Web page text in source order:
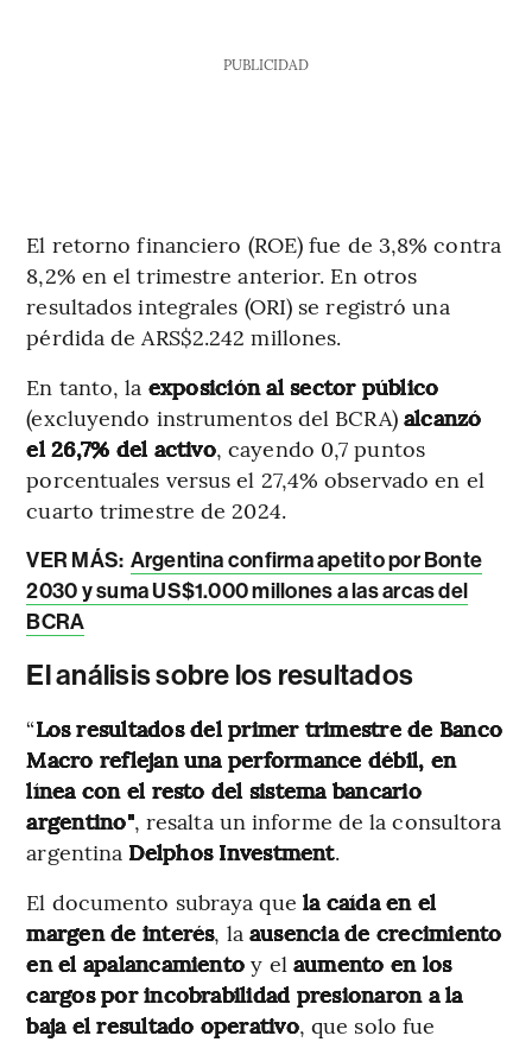
PUBLICIDAD
El retorno financiero (ROE) fue de 3,8% contra
8,2% en el trimestre anterior. En otros
resultados integrales (ORI) se registró una
pérdida de ARS$2.242 millones.
En tanto, la exposición al sector público
(excluyendo instrumentos del BCRA) alcanzó
el 26,7% del activo, cayendo 0,7 puntos
porcentuales versus el 27,4% observado en el
cuarto trimestre de 2024.
VER MÁS: Argentina confirma apetito por Bonte
2030 y suma US$1.000 millones a las arcas del
BCRA
El análisis sobre los resultados
“Los resultados del primer trimestre de Banco
Macro reflejan una performance débil, en
línea con el resto del sistema bancario
argentino", resalta un informe de la consultora
argentina Delphos Investment.
El documento subraya que la caída en el
margen de interés, la ausencia de crecimiento
en el apalancamientoy el aumento en los
cargos por incobrabilidad presionaron a la
baja el resultado operativo, que solo fue